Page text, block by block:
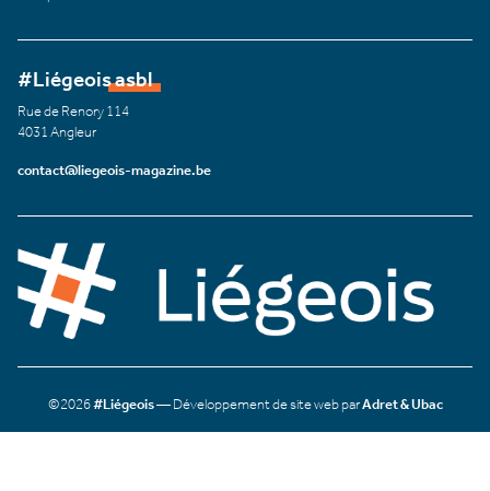
#Liégeois asbl
Rue de Renory 114
4031 Angleur
contact@liegeois-magazine.be
©2026#Liégeois— Développement de site web parAdret & Ubac